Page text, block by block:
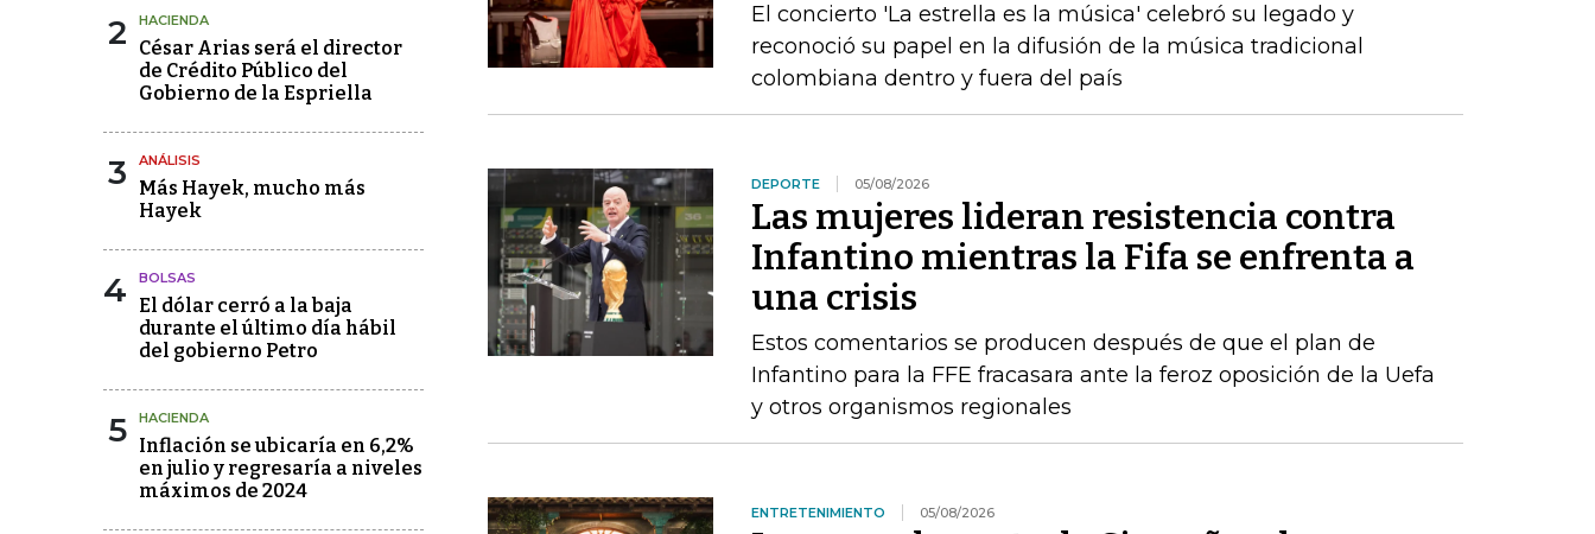
2 HACIENDA
César Arias será el director
de Crédito Público del
Gobierno de la Espriella
3 ANÁLISIS
Más Hayek, mucho más
Hayek
4 BOLSAS
El dólar cerró a la baja
durante el último día hábil
del gobierno Petro
5 HACIENDA
Inflación se ubicaría en 6,2%
en julio y regresaría a niveles
máximos de 2024
El concierto 'La estrella es la música' celebró su legado y
reconoció su papel en la difusión de la música tradicional
colombiana dentro y fuera del país
DEPORTE 05/08/2026
Las mujeres lideran resistencia contra
Infantino mientras la Fifa se enfrenta a
una crisis
Estos comentarios se producen después de que el plan de
Infantino para la FFE fracasara ante la feroz oposición de la Uefa
y otros organismos regionales
ENTRETENIMIENTO 05/08/2026